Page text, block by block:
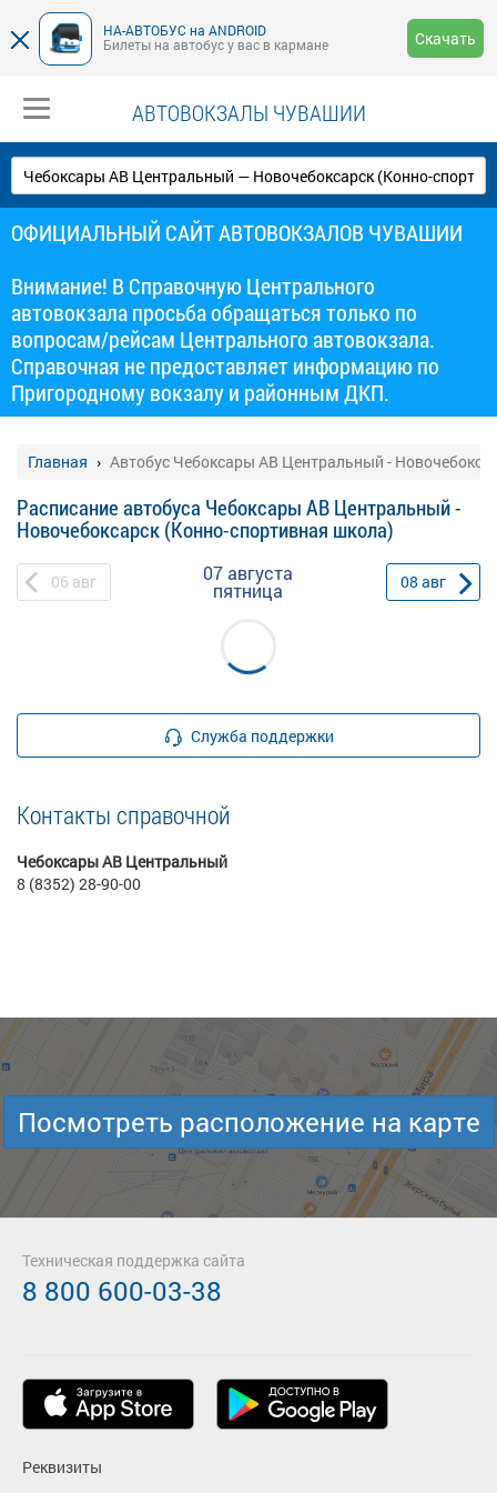
НА-АВТОБУС на ANDROID
Билеты на автобус у вас в кармане
Скачать
АВТОВОКЗАЛЫ ЧУВАШИИ
ОФИЦИАЛЬНЫЙ САЙТ АВТОВОКЗАЛОВ ЧУВАШИИ
Внимание! В Справочную Центрального
автовокзала просьба обращаться только по
вопросам/рейсам Центрального автовокзала.
Справочная не предоставляет информацию по
Пригородному вокзалу и районным ДКП.
Главная Автобус Чебоксары АВ Центральный -
Расписание автобуса Чебоксары АВ Центральный -
Новочебоксарск (Конно-спортивная школа)
06 авг 07 августа
пятница 08 авг
Служба поддержки
Контакты справочной
Чебоксары АВ Центральный
8 (8352) 28-90-00
Посмотреть расположение на карте
Реквизиты
Техническая поддержка сайта
8 800 600-03-38